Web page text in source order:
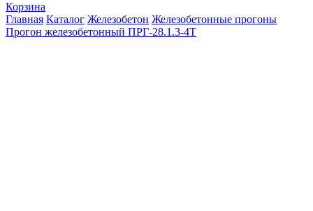
Корзина
Главная Каталог Железобетон Железобетонные прогоны
Прогон железобетонный ПРГ-28.1.3-4Т